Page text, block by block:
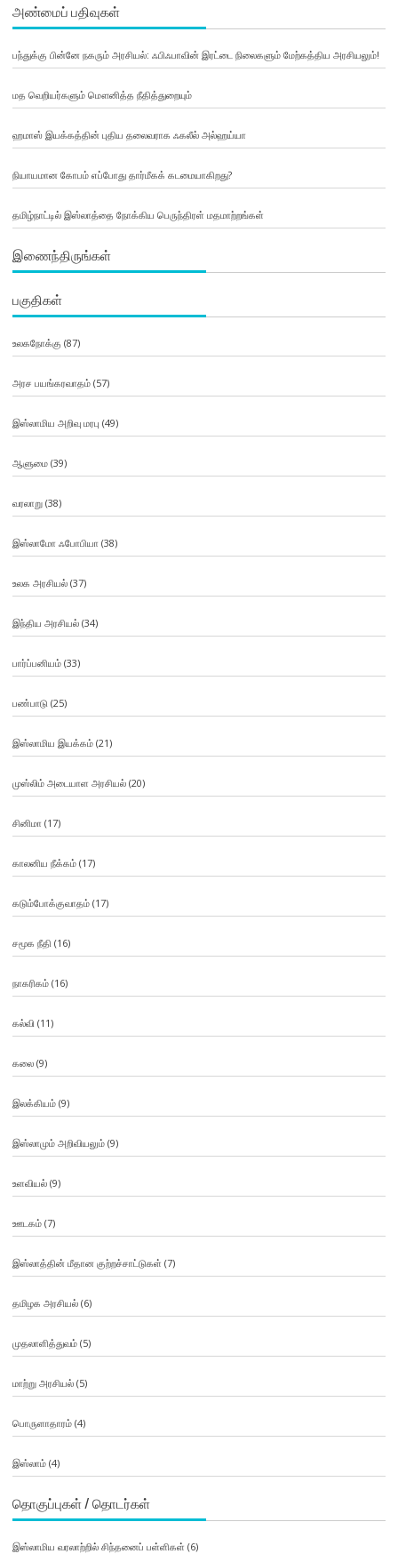
அண்மைப் பதிவுகள்
பந்துக்கு பின்னே நகரும் அரசியல்: ஃபிஃபாவின் இரட்டை நிலைகளும் மேற்கத்திய அரசியலும்!
மத வெறியர்களும் மௌனித்த நீதித்துறையும்
ஹமாஸ் இயக்கத்தின் புதிய தலைவராக ஃகலீல் அல்ஹய்யா
நியாயமான கோபம் எப்போது தார்மீகக் கடமையாகிறது?
தமிழ்நாட்டில் இஸ்லாத்தை நோக்கிய பெருந்திரள் மதமாற்றங்கள்
இணைந்திருங்கள்
பகுதிகள்
உலகநோக்கு (87)
அரச பயங்கரவாதம்(57)
இஸ்லாமிய அறிவு மரபு (49)
ஆளுமை(39)
வரலாறு(38)
இஸ்லாமோ ஃபோபியா (38)
உலக அரசியல்(37)
இந்திய அரசியல்(34)
பார்ப்பனியம்(33)
பண்பாடு(25)
இஸ்லாமிய இயக்கம்(21)
முஸ்லிம் அடையாள அரசியல்(20)
சினிமா (17)
காலனிய நீக்கம்(17)
கடும்போக்குவாதம்(17)
சமூக நீதி (16)
நாகரிகம்(16)
கல்வி (11)
கலை(9)
இலக்கியம்(9)
இஸ்லாமும் அறிவியலும்(9)
உளவியல்(9)
ஊடகம்(7)
இஸ்லாத்தின் மீதான குற்றச்சாட்டுகள் (7)
தமிழக அரசியல்(6)
முதலாளித்துவம்(5)
மாற்று அரசியல்(5)
பொருளாதாரம்(4)
இஸ்லாம்(4)
தொகுப்புகள் / தொடர்கள்
இஸ்லாமிய வரலாற்றில் சிந்தனைப் பள்ளிகள் (6)